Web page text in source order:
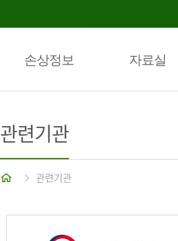
손상정보 자료실
관련기관
홈 관련기관